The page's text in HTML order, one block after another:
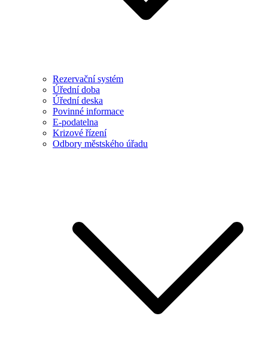
Rezervační systém
Úřední doba
Úřední deska
Povinné informace
E-podatelna
Krizové řízení
Odbory městského úřadu